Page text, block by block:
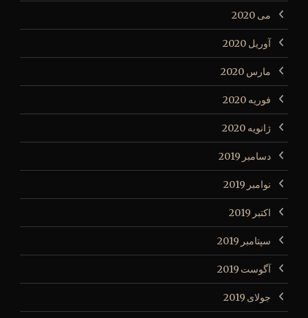
می 2020
آوریل 2020
مارس 2020
فوریه 2020
ژانویه 2020
دسامبر 2019
نوامبر 2019
اکتبر 2019
سپتامبر 2019
آگوست 2019
جولای 2019